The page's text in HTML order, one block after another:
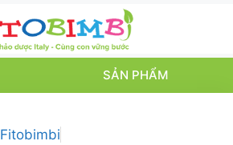
SẢN PHẨM
Fitobimbi